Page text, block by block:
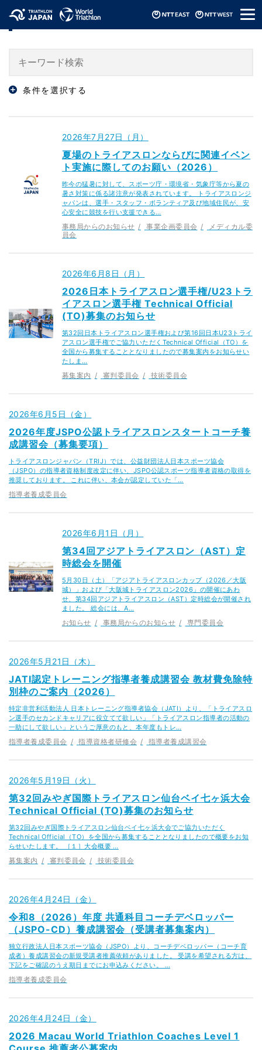
メ
ニ
「専門委員会」のニュース
条件を選択する
2026年7月27日（月）
夏場のトライアスロンならびに関連イベン
ト実施に際してのお願い（2026）
昨今の猛暑に対して、スポーツ庁・環境省・気象庁等から夏の
暑さ対策に係る諸注意が発表されています。 トライアスロンジ
ャパンは、選手・スタッフ・ボランティア及び地域住民が、安
心安全に競技を行い支援できる…
事務局からのお知らせ 事業企画委員会
メディカル委
員会
2026年6月8日（月）
2026日本トライアスロン選手権/U23トラ
イアスロン選手権 Technical Official
(TO)募集のお知らせ
第32回日本トライアスロン選手権および第16回日本U23トライ
アスロン選手権でご協力いただくTechnical Official（TO）を
全国から募集することとなりましたので募集案内をお知らせい
たしま…
募集案内 審判委員会 技術委員会
2026年6月5日（金）
2026年度JSPO公認トライアスロンスタートコーチ養
成講習会（募集要項）
トライアスロンジャパン（TRIJ）では、公益財団法人日本スポーツ協会
（JSPO）の指導者資格制度改定に伴い、JSPO公認スポーツ指導者資格の取得を
推奨しております。 これに伴い、本会が認定していた「…
指導者養成委員会
2026年6月1日（月）
第34回アジアトライアスロン（AST）定
時総会を開催
5月30日（土）「アジアトライアスロンカップ（2026／大阪
城）」および「大阪城トライアスロン2026」の開催にあわ
せ、第34回アジアトライアスロン（AST）定時総会が開催され
ました。 総会には、A…
お知らせ 事務局からのお知らせ 専門委員会
2026年5月21日（木）
JATI認定トレーニング指導者養成講習会 教材費免除特
別枠のご案内（2026）
特定非営利活動法人 日本トレーニング指導者協会（JATI）より、「トライアスロ
ン選手のセカンドキャリアに役立てて欲しい」「トライアスロン指導者の活動の
一助にして欲しい」というご厚意のもと、本年度もトレ…
指導者養成委員会 指導資格者研修会 指導者養成講習会
2026年5月19日（火）
第32回みやぎ国際トライアスロン仙台ベイ七ヶ浜大会
Technical Official (TO)募集のお知らせ
第32回みやぎ国際トライアスロン仙台ベイ七ヶ浜大会でご協力いただく
Technical Official（TO）を全国から募集することとなりましたので概要をお知
らせいたします。 ［１］大会概要 …
募集案内 審判委員会 技術委員会
2026年4月24日（金）
令和8（2026）年度 共通科目コーチデベロッパー
（JSPO-CD）養成講習会（受講者募集案内）
独立行政法人日本スポーツ協会（JSPO）より、コーチデベロッパー（コーチ育
成者）養成講習会の新規受講者推薦依頼がありました。 受講を希望される方は、
下記をご確認のうえ期日までにお申込みください。 …
指導者養成委員会
2026年4月24日（金）
2026 Macau World Triathlon Coaches Level 1